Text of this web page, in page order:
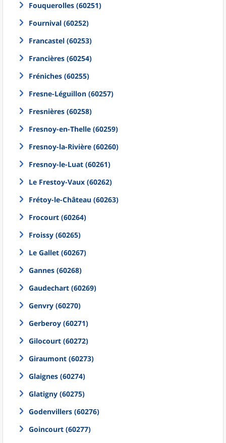
Fouquerolles (60251)
Fournival (60252)
Francastel (60253)
Francières (60254)
Fréniches (60255)
Fresne-Léguillon (60257)
Fresnières (60258)
Fresnoy-en-Thelle (60259)
Fresnoy-la-Rivière (60260)
Fresnoy-le-Luat (60261)
Le Frestoy-Vaux (60262)
Frétoy-le-Château (60263)
Frocourt (60264)
Froissy (60265)
Le Gallet (60267)
Gannes (60268)
Gaudechart (60269)
Genvry (60270)
Gerberoy (60271)
Gilocourt (60272)
Giraumont (60273)
Glaignes (60274)
Glatigny (60275)
Godenvillers (60276)
Goincourt (60277)